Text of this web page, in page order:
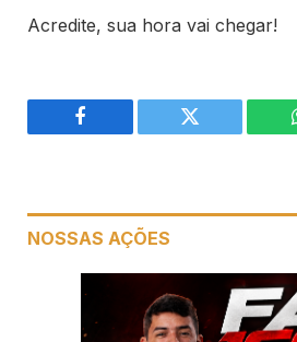
Acredite, sua hora vai chegar!
Facebook Twitter
NOSSAS AÇÕES